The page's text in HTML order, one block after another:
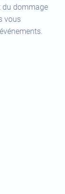
du dommage
vous